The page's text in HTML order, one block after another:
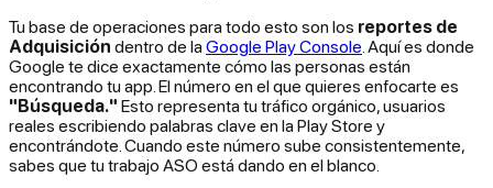
Tu base de operaciones para todo esto son los reportes de
Adquisición dentro de la Google Play Console . Aquí es donde
Google te dice exactamente cómo las personas están
encontrando tu app. El número en el que quieres enfocarte es
"Búsqueda." Esto representa tu tráfico orgánico, usuarios
reales escribiendo palabras clave en la Play Store y
encontrándote. Cuando este número sube consistentemente,
sabes que tu trabajo ASO está dando en el blanco.